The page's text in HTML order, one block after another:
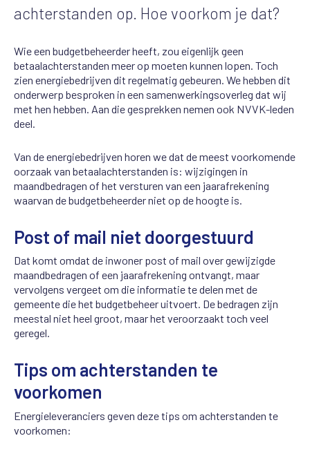
achterstanden op. Hoe voorkom je dat?
Wie een budgetbeheerder heeft, zou eigenlijk geen
betaalachterstanden meer op moeten kunnen lopen. Toch
zien energiebedrijven dit regelmatig gebeuren. We hebben dit
onderwerp besproken in een samenwerkingsoverleg dat wij
met hen hebben. Aan die gesprekken nemen ook NVVK-leden
deel.
Van de energiebedrijven horen we dat de meest voorkomende
oorzaak van betaalachterstanden is: wijzigingen in
maandbedragen of het versturen van een jaarafrekening
waarvan de budgetbeheerder niet op de hoogte is.
Post of mail niet doorgestuurd
Dat komt omdat de inwoner post of mail over gewijzigde
maandbedragen of een jaarafrekening ontvangt, maar
vervolgens vergeet om die informatie te delen met de
gemeente die het budgetbeheer uitvoert. De bedragen zijn
meestal niet heel groot, maar het veroorzaakt toch veel
geregel.
Tips om achterstanden te
voorkomen
Energieleveranciers geven deze tips om achterstanden te
voorkomen: